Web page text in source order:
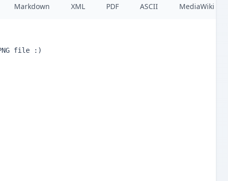
Markdown XML PDF ASCII MediaWiki